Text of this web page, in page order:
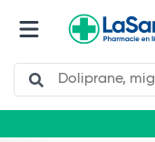
Search